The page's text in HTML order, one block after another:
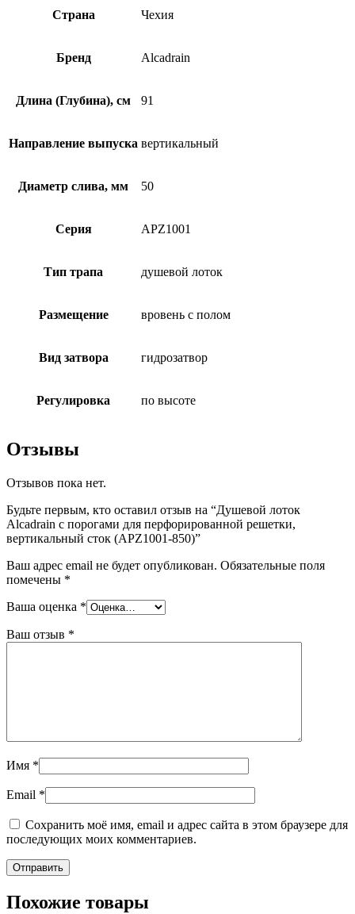
Страна Чехия
Бренд Alcadrain
Длина (Глубина), см 91
Направление выпуска вертикальный
Диаметр слива, мм 50
Серия APZ1001
Тип трапа душевой лоток
Размещение вровень с полом
Вид затвора гидрозатвор
Регулировка по высоте
Отзывы
Отзывов пока нет.
Будьте первым, кто оставил отзыв на “Душевой лоток
Alcadrain с порогами для перфорированной решетки,
вертикальный сток (APZ1001-850)”
Ваш адрес email не будет опубликован. Обязательные поля
помечены *
Ваша оценка *
Ваш отзыв *
Имя *
Email *
Сохранить моё имя, email и адрес сайта в этом браузере для
последующих моих комментариев.
Похожие товары